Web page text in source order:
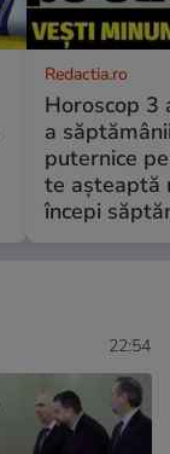
Redactia.ro
Horoscop 3
a
puternice
te așteaptă
începi
22:54